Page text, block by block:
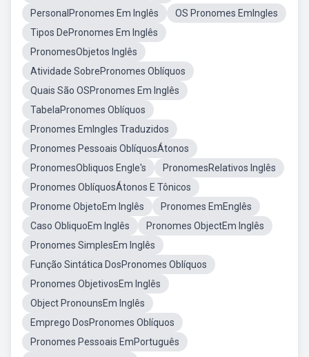
PersonalPronomes Em Inglês
OS Pronomes EmIngles
Tipos DePronomes Em Inglês
PronomesObjetos Inglês
Atividade SobrePronomes Oblíquos
Quais São OSPronomes Em Inglês
TabelaPronomes Oblíquos
Pronomes EmIngles Traduzidos
Pronomes Pessoais OblíquosÁtonos
PronomesObliquos Engle's
PronomesRelativos Inglês
Pronomes OblíquosÁtonos E Tônicos
Pronome ObjetoEm Inglês
Pronomes EmEnglês
Caso ObliquoEm Inglês
Pronomes ObjectEm Inglês
Pronomes SimplesEm Inglês
Função Sintática DosPronomes Oblíquos
Pronomes ObjetivosEm Inglês
Object PronounsEm Inglês
Emprego DosPronomes Oblíquos
Pronomes Pessoais EmPortuguês